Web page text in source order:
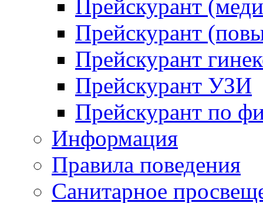
Прейскурант
Прейскурант
Прейскурант
Прейскурант УЗИ
Прейскурант по
Информация
Правила поведения
Санитарное